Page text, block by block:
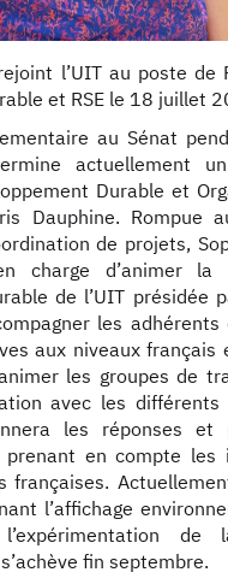
l’UIT au poste de
et RSE le 18 juillet
au Sénat
actuellement
Durable et
Dauphine. Rompue
de projets,
charge d’animer la
de l’UIT présidée
les adhérents
aux niveaux français
les groupes de
avec les différents
les réponses et
prenant en compte les
françaises.
l’affichage
de
fin septembre.